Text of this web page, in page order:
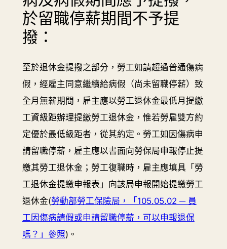
於留職停薪期間不予提
撥：
至於退休金提撥之部分，勞工如請超過普通傷病
假，經雇主同意繼續給病假（尚未留職停薪）致
全月無薪期間，雇主應以勞工退休金最低月提繳
工資級距辦理提繳勞工退休金，惟若勞雇雙方約
定優於最低級距者，從其約定。勞工如因傷病申
請留職停薪，雇主應以書面向勞保局申報停止提
繳其勞工退休金；勞工復職時，雇主應填具「勞
工退休金提繳申報表」向該局申報開始提繳勞工
退休金(勞動部勞工保險局，「105.05.02 ─ 員
工因傷病請假或申請留職停薪，可以申報退保
嗎？」參照)。